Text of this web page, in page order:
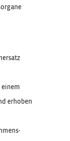
einem
erhoben